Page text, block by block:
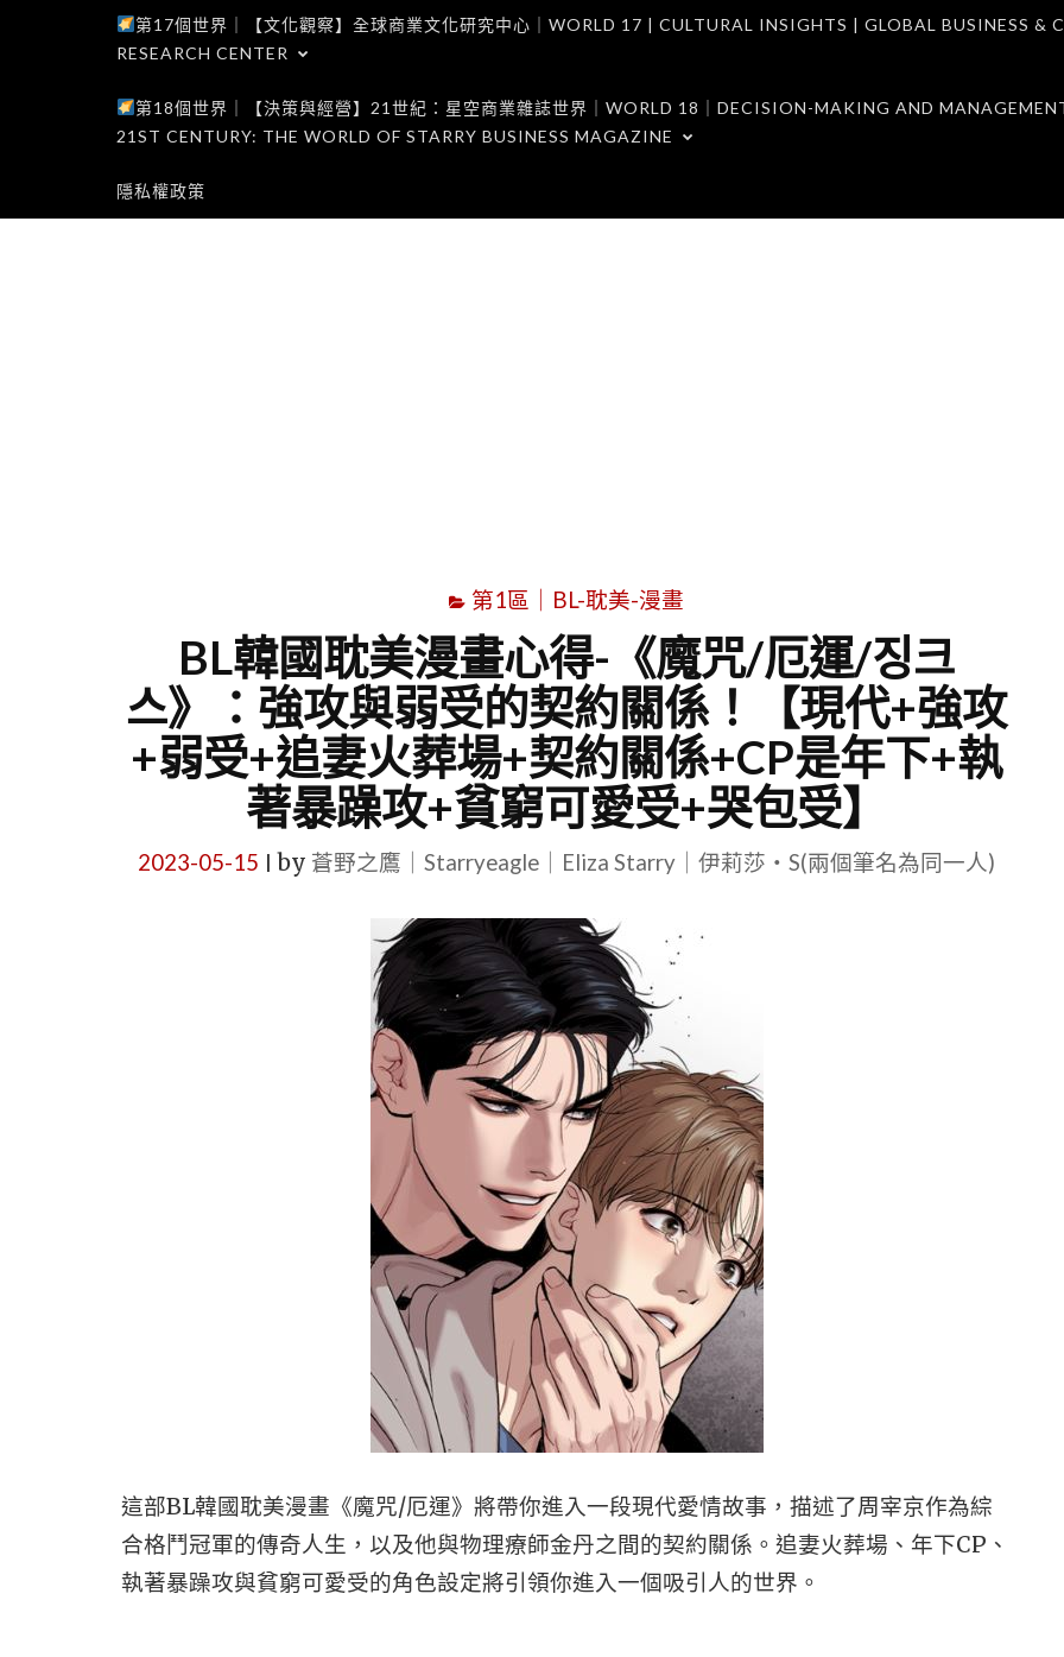
第17個世界｜【文化觀察】全球商業文化研究中心｜WORLD 17 | CULTURAL INSIGHTS | GLOBAL BUSINESS &
RESEARCH CENTER
第18個世界｜【決策與經營】21世紀：星空商業雜誌世界｜WORLD 18｜DECISION-MAKING AND
21ST CENTURY: THE WORLD OF STARRY BUSINESS MAGAZINE
隱私權政策
第1區｜BL-耽美-漫畫
BL韓國耽美漫畫心得-《魔咒/厄運/징크
스》：強攻與弱受的契約關係！【現代+強攻
+弱受+追妻火葬場+契約關係+CP是年下+執
著暴躁攻+貧窮可愛受+哭包受】
2023-05-15 by 蒼野之鷹｜Starryeagle｜Eliza Starry｜伊莉莎・S(兩個筆名為同一人)
這部BL韓國耽美漫畫《魔咒/厄運》將帶你進入一段現代愛情故事，描述了周宰京作為綜
合格鬥冠軍的傳奇人生，以及他與物理療師金丹之間的契約關係。追妻火葬場、年下CP、
執著暴躁攻與貧窮可愛受的角色設定將引領你進入一個吸引人的世界。